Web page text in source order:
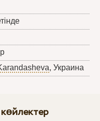
, Украина